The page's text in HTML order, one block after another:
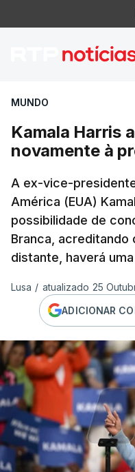
Kamala
MUNDO
Kamala Harris
novamente à
A ex-vice-
América (EUA)
possibilidade de
Branca, acreditando
distante, haverá
Lusa / atualizado 25
ADICIONAR